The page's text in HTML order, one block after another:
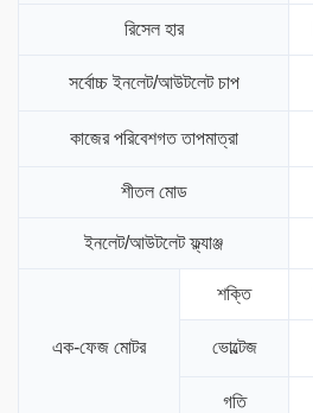
রিসেল হার
সর্বোচ্চ ইনলেট/আউটলেট চাপ
কাজের পরিবেশগত তাপমাত্রা
শীতল মোড
ইনলেট/আউটলেট ফ্ল্যাঞ্জ
এক-ফেজ মোটর
শক্তি
ভোল্টেজ
গতি